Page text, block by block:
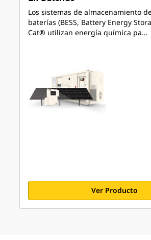
Los sistemas de almacenamiento
baterías (BESS, Battery Energy
Cat® utilizan energía química pa…
Ver Producto